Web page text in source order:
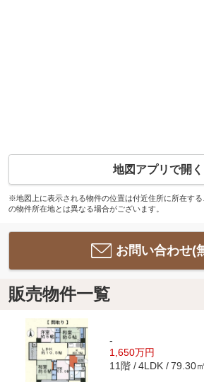
地図アプリで開く
※地図上に表示される物件の位置は付近住所に所在す
の物件所在地とは異なる場合がございます。
お問い合わせ(
販売物件一覧
-
1,650万円
11階 4LDK 79.30㎡